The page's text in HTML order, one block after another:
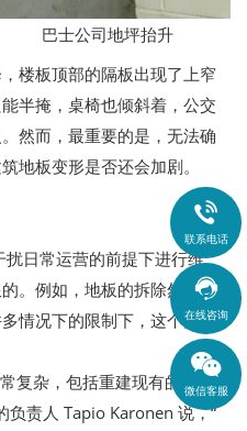
巴士公司地坪抬升
楼板顶部的隔板出现了上窄
半掩，桌椅也倾斜着，公交
然而，最重要的是，无法确
地板变形是否还会加剧。
日常运营的前提下进行维
。例如，地板的拆除然后重
情况下的限制下，这个方案
复杂，包括重建现有的建筑结
责人 Tapio Karonen 说，“

联系电话

在线咨询
微信客服